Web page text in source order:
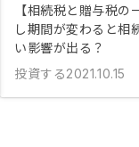
【相続税と贈与税
し期間が変わると相
い影響が出る？
投資する2021.10.15